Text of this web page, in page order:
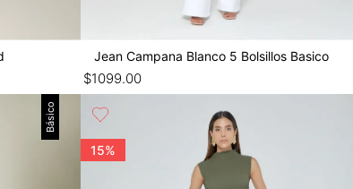
Jean Campana Blanco 5 Bolsillos Basico
$1099.00
Básico
15%